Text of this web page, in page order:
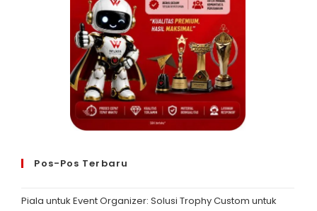
Pos-Pos Terbaru
Piala untuk Event Organizer: Solusi Trophy Custom untuk